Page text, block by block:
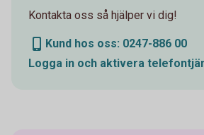
Kontakta oss så hjälper vi dig!
Kund hos oss: 0247-886 00
Logga in och aktivera